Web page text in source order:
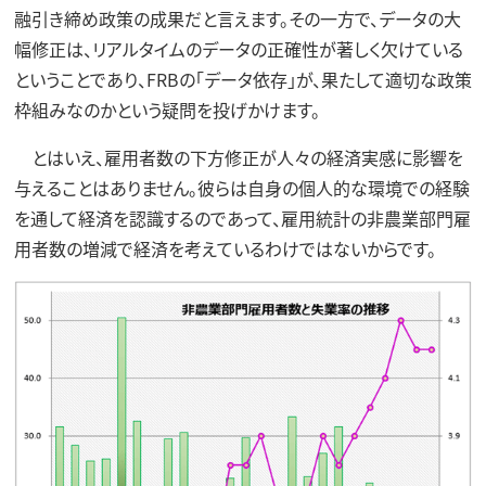
融引き締め政策の成果だと言えます。その一方で、データの大
幅修正は、リアルタイムのデータの正確性が著しく欠けている
ということであり、FRBの「データ依存」が、果たして適切な政策
枠組みなのかという疑問を投げかけます。
とはいえ、雇用者数の下方修正が人々の経済実感に影響を
与えることはありません。彼らは自身の個人的な環境での経験
を通して経済を認識するのであって、雇用統計の非農業部門雇
用者数の増減で経済を考えているわけではないからです。